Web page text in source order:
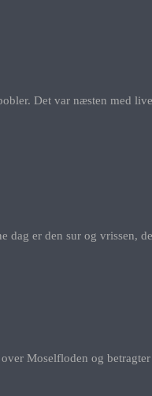
Det var næsten med
er den sur og
Moselfloden og